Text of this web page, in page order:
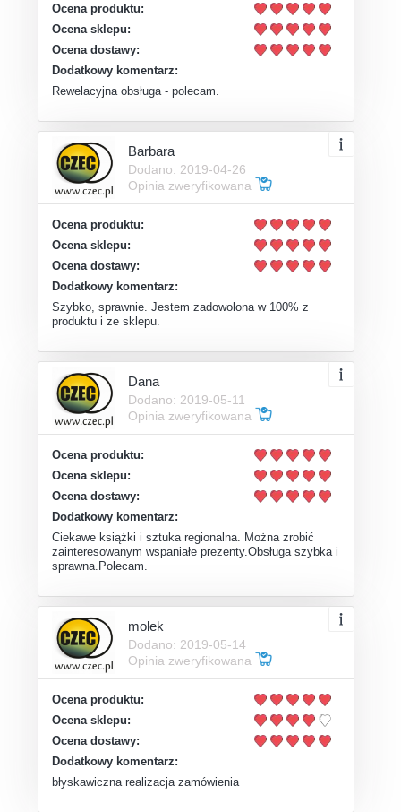
Ocena produktu:
Ocena sklepu:
Ocena dostawy:
Dodatkowy komentarz:
Rewelacyjna obsługa - polecam.
Barbara
Dodano: 2019-04-26
Opinia zweryfikowana
Ocena produktu:
Ocena sklepu:
Ocena dostawy:
Dodatkowy komentarz:
Szybko, sprawnie. Jestem zadowolona w 100% z
produktu i ze sklepu.
Dana
Dodano: 2019-05-11
Opinia zweryfikowana
Ocena produktu:
Ocena sklepu:
Ocena dostawy:
Dodatkowy komentarz:
Ciekawe książki i sztuka regionalna. Można zrobić
zainteresowanym wspaniałe prezenty.Obsługa szybka i
sprawna.Polecam.
molek
Dodano: 2019-05-14
Opinia zweryfikowana
Ocena produktu:
Ocena sklepu:
Ocena dostawy:
Dodatkowy komentarz:
błyskawiczna realizacja zamówienia